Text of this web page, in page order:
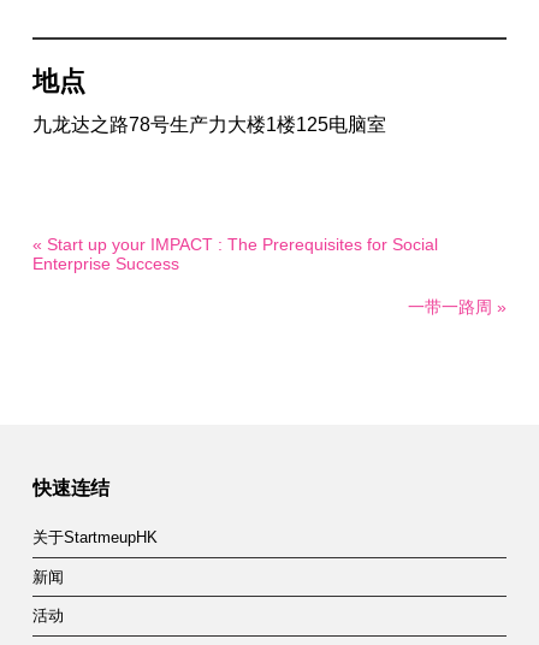
地点
九龙达之路78号生产力大楼1楼125电脑室
« Start up your IMPACT : The Prerequisites for Social
Enterprise Success
一带一路周 »
快速连结
关于StartmeupHK
新闻
活动